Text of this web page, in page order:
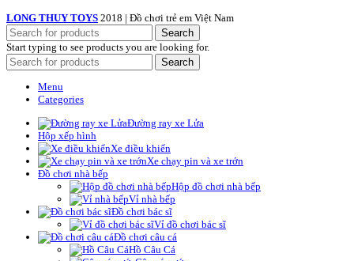
LONG THUY TOYS 2018 | Đồ chơi trẻ em Việt Nam
Search
Start typing to see products you are looking for.
Search
Menu
Categories
Đường ray xe Lửa
Hộp xếp hình
Xe điều khiển
Xe chạy pin và xe trớn
Đồ chơi nhà bếp
Hộp đồ chơi nhà bếp
Vỉ nhà bếp
Đồ chơi bác sĩ
Vỉ đồ chơi bác sĩ
Đồ chơi câu cá
Hồ Câu Cá